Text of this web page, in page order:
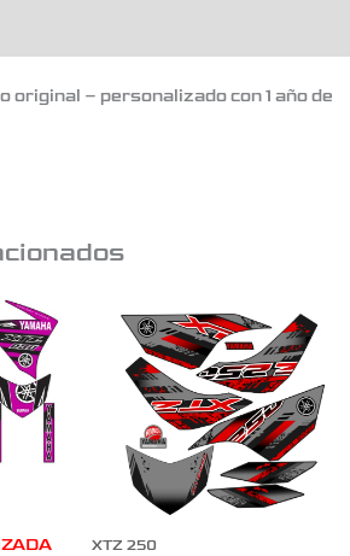
original – personalizado con 1 año de
XTZ 250